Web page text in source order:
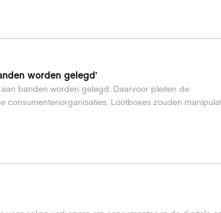
worden gelegd’
banden worden gelegd. Daarvoor pleiten de
consumentenorganisaties. Lootboxes zouden